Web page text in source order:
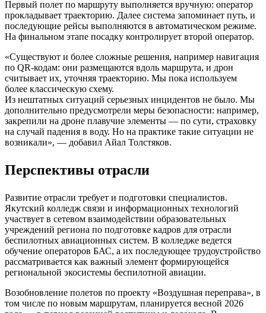
Первый полет по маршруту выполняется вручную: оператор
прокладывает траекторию. Далее система запоминает путь, и
последующие рейсы выполняются в автоматическом режиме.
На финальном этапе посадку контролирует второй оператор.
«Существуют и более сложные решения, например навигация
по QR-кодам: они размещаются вдоль маршрута, и дрон
считывает их, уточняя траекторию. Мы пока используем
более классическую схему.
Из нештатных ситуаций серьезных инцидентов не было. Мы
дополнительно предусмотрели меры безопасности: например,
закрепили на дроне плавучие элементы — по сути, страховку
на случай падения в воду. Но на практике такие ситуации не
возникали», — добавил Айал Толстяков.
Перспективы отрасли
Развитие отрасли требует и подготовки специалистов.
Якутский колледж связи и информационных технологий
участвует в сетевом взаимодействии образовательных
учреждений региона по подготовке кадров для отрасли
беспилотных авиационных систем. В колледже ведется
обучение операторов БАС, а их последующее трудоустройство
рассматривается как важный элемент формирующейся
региональной экосистемы беспилотной авиации.
Возобновление полетов по проекту «Воздушная переправа», в
том числе по новым маршрутам, планируется весной 2026